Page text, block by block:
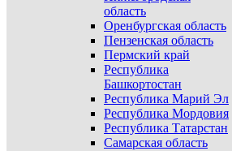
область
Оренбургская область
Пензенская область
Пермский край
Республика
Башкортостан
Республика Марий Эл
Республика Мордовия
Республика Татарстан
Самарская область